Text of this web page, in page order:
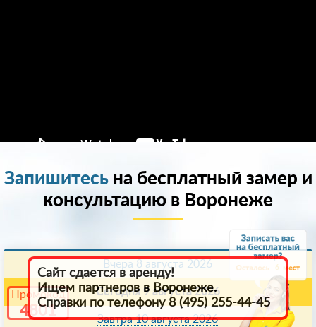
6
Промокод
4801
Запишитесьна бесплатный замер и
консультацию в Воронеже
Вчера 8 августа 2026
Сегодня 9 августа 2026
Завтра 10 августа 2026
Сайт сдается в аренду!
Ищем партнеров в Воронеже.
Справки по телефону 8 (495) 255-44-45